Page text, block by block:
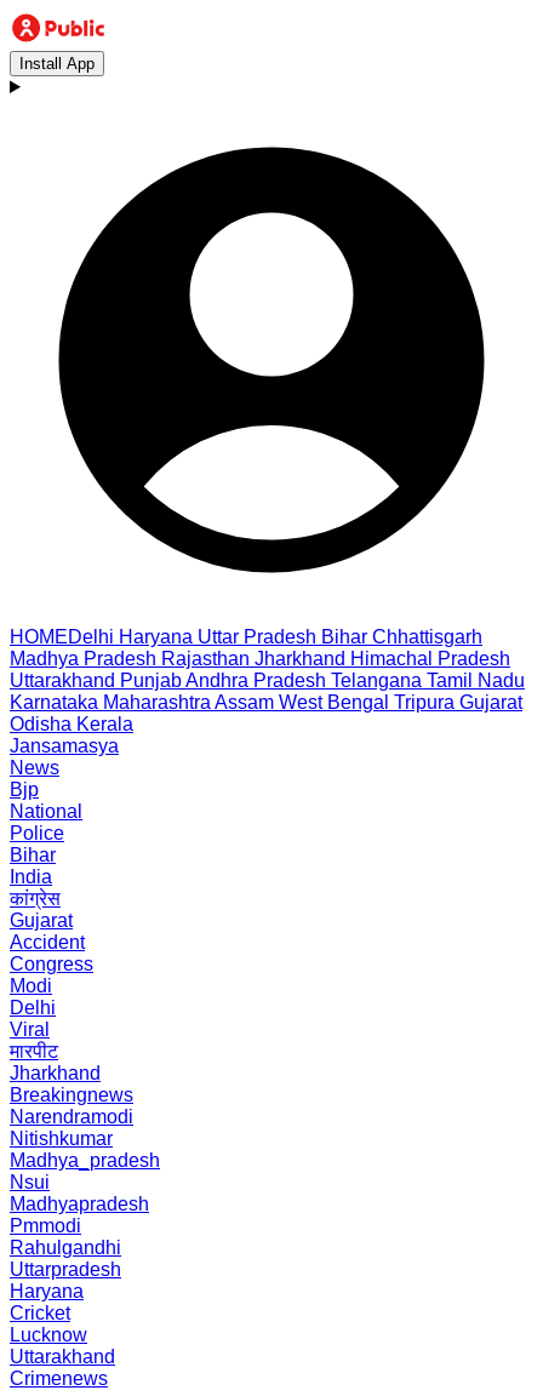
Install App
HOMEDelhi Haryana Uttar Pradesh Bihar Chhattisgarh
Madhya Pradesh Rajasthan Jharkhand Himachal Pradesh
Uttarakhand PunjabAndhra Pradesh Telangana Tamil Nadu
Karnataka Maharashtra Assam West Bengal Tripura Gujarat
Odisha Kerala
Jansamasya
News
Bjp
National
Police
Bihar
India
कांग्रेस
Gujarat
Accident
Congress
Modi
Delhi
Viral
मारपीट
Jharkhand
Breakingnews
Narendramodi
Nitishkumar
Madhya_pradesh
Nsui
Madhyapradesh
Pmmodi
Rahulgandhi
Uttarpradesh
Haryana
Cricket
Lucknow
Uttarakhand
Crimenews